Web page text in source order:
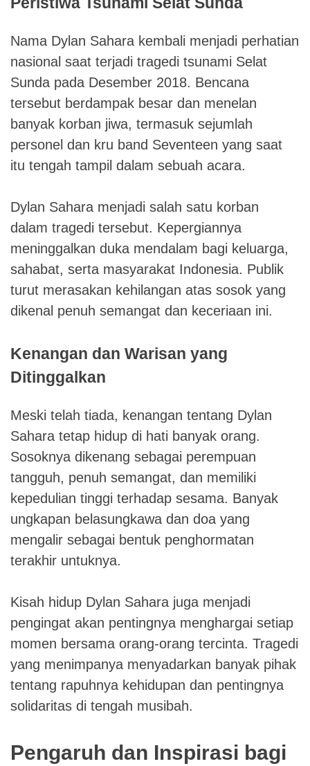
Nama Dylan Sahara kembali menjadi perhatian
nasional saat terjadi tragedi tsunami Selat
Sunda pada Desember 2018. Bencana
tersebut berdampak besar dan menelan
banyak korban jiwa, termasuk sejumlah
personel dan kru band Seventeen yang saat
itu tengah tampil dalam sebuah acara.
Dylan Sahara menjadi salah satu korban
dalam tragedi tersebut. Kepergiannya
meninggalkan duka mendalam bagi keluarga,
sahabat, serta masyarakat Indonesia. Publik
turut merasakan kehilangan atas sosok yang
dikenal penuh semangat dan keceriaan ini.
Kenangan dan Warisan yang
Ditinggalkan
Meski telah tiada, kenangan tentang Dylan
Sahara tetap hidup di hati banyak orang.
Sosoknya dikenang sebagai perempuan
tangguh, penuh semangat, dan memiliki
kepedulian tinggi terhadap sesama. Banyak
ungkapan belasungkawa dan doa yang
mengalir sebagai bentuk penghormatan
terakhir untuknya.
Kisah hidup Dylan Sahara juga menjadi
pengingat akan pentingnya menghargai setiap
momen bersama orang-orang tercinta. Tragedi
yang menimpanya menyadarkan banyak pihak
tentang rapuhnya kehidupan dan pentingnya
solidaritas di tengah musibah.
Pengaruh dan Inspirasi bagi